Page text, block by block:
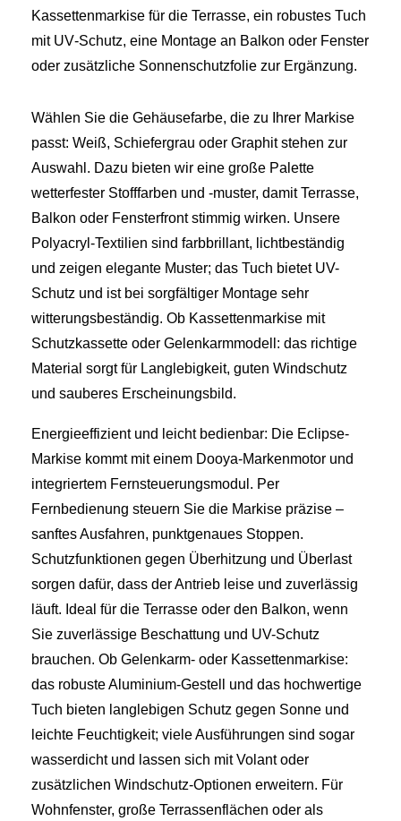
Kassettenmarkise für die Terrasse, ein robustes Tuch
mit UV‑Schutz, eine Montage an Balkon oder Fenster
oder zusätzliche Sonnenschutzfolie zur Ergänzung.
Wählen Sie die Gehäusefarbe, die zu Ihrer Markise
passt: Weiß, Schiefergrau oder Graphit stehen zur
Auswahl. Dazu bieten wir eine große Palette
wetterfester Stofffarben und -muster, damit Terrasse,
Balkon oder Fensterfront stimmig wirken. Unsere
Polyacryl-Textilien sind farbbrillant, lichtbeständig
und zeigen elegante Muster; das Tuch bietet UV-
Schutz und ist bei sorgfältiger Montage sehr
witterungsbeständig. Ob Kassettenmarkise mit
Schutzkassette oder Gelenkarmmodell: das richtige
Material sorgt für Langlebigkeit, guten Windschutz
und sauberes Erscheinungsbild.
Energieeffizient und leicht bedienbar: Die Eclipse-
Markise kommt mit einem Dooya-Markenmotor und
integriertem Fernsteuerungsmodul. Per
Fernbedienung steuern Sie die Markise präzise –
sanftes Ausfahren, punktgenaues Stoppen.
Schutzfunktionen gegen Überhitzung und Überlast
sorgen dafür, dass der Antrieb leise und zuverlässig
läuft. Ideal für die Terrasse oder den Balkon, wenn
Sie zuverlässige Beschattung und UV-Schutz
brauchen. Ob Gelenkarm- oder Kassettenmarkise:
das robuste Aluminium-Gestell und das hochwertige
Tuch bieten langlebigen Schutz gegen Sonne und
leichte Feuchtigkeit; viele Ausführungen sind sogar
wasserdicht und lassen sich mit Volant oder
zusätzlichen Windschutz-Optionen erweitern. Für
Wohnfenster, große Terrassenflächen oder als